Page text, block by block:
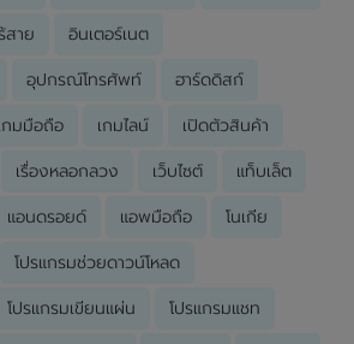
สาย อินเตอร์เนต
อุปกรณ์โทรศัพท์ ฮาร์ดดิสก์
กมมือถือ เกมไลน์ เปิดตัวสินค้า
เรื่องหลอกลวง เว็บไซต์ แท็บเล็ต
แอนดรอยด์ แอพมือถือ โนเกีย
โปรแกรมช่วยดาวน์โหลด
โปรแกรมเขียนแผ่น โปรแกรมแชท